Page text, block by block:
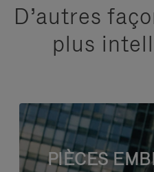
D’autres
plus
PIÈCES